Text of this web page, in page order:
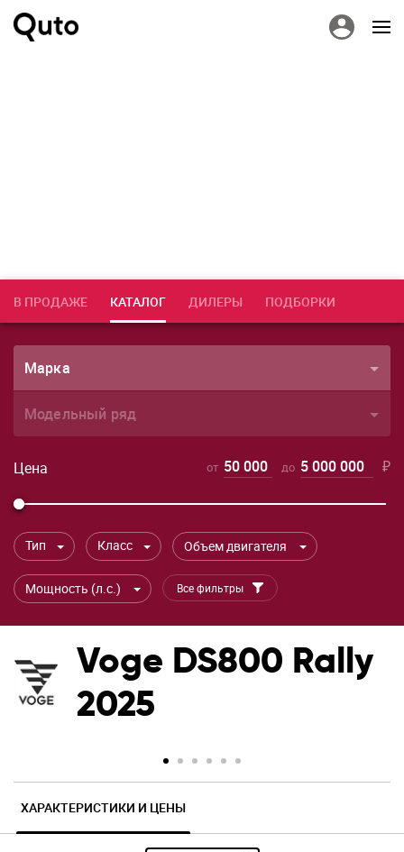
В ПРОДАЖЕ КАТАЛОГ ДИЛЕРЫ ПОДБОРКИ
Марка
Модельный ряд
Цена от 50 000 до 5 000 000 ₽
Тип Класс Объем двигателя
Мощность (л.с.) Все фильтры
Voge DS800 Rally
2025
ХАРАКТЕРИСТИКИ И ЦЕНЫ